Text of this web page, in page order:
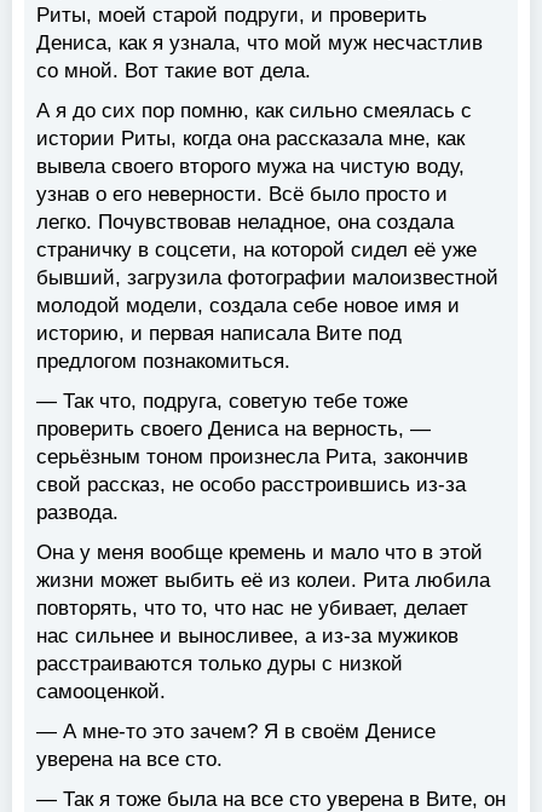
Риты, моей старой подруги, и проверить
Дениса, как я узнала, что мой муж несчастлив
со мной. Вот такие вот дела.
А я до сих пор помню, как сильно смеялась с
истории Риты, когда она рассказала мне, как
вывела своего второго мужа на чистую воду,
узнав о его неверности. Всё было просто и
легко. Почувствовав неладное, она создала
страничку в соцсети, на которой сидел её уже
бывший, загрузила фотографии малоизвестной
молодой модели, создала себе новое имя и
историю, и первая написала Вите под
предлогом познакомиться.
— Так что, подруга, советую тебе тоже
проверить своего Дениса на верность, —
серьёзным тоном произнесла Рита, закончив
свой рассказ, не особо расстроившись из-за
развода.
Она у меня вообще кремень и мало что в этой
жизни может выбить её из колеи. Рита любила
повторять, что то, что нас не убивает, делает
нас сильнее и выносливее, а из-за мужиков
расстраиваются только дуры с низкой
самооценкой.
— А мне-то это зачем? Я в своём Денисе
уверена на все сто.
— Так я тоже была на все сто уверена в Вите, он